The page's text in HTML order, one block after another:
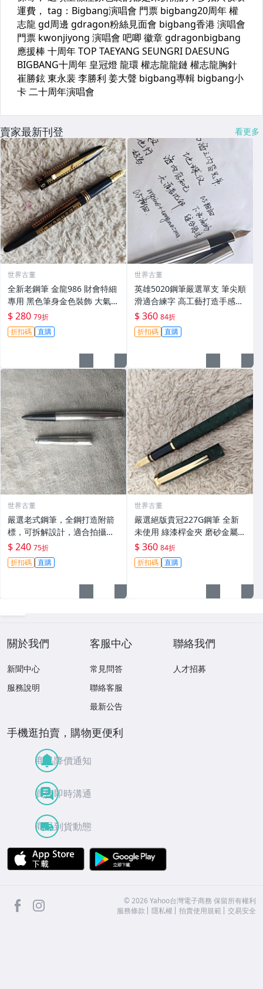
賣家最新刊登 看更多
世界古董
全新老鋼筆 金龍986 財會特細
專用 黑色筆身金色裝飾 大氣順
滑好寫 小明尖 筆夾輕微氧化
無損毫毛 新手舊藏共賞 財會鋼
筆 傳承工藝 滑動自如 古典風
$ 280 79折
折扣碼 直購
世界古董
英雄5020鋼筆嚴選單支 筆尖順
滑適合練字 高工藝打造手感佳
英雄5020 鋪筆 卡其色 鉑金鍍
工藝 經典款式 英雄5020 鋪筆
時尚經典 字體工整
$ 360 84折
折扣碼 直購
世界古董
嚴選老式鋼筆，全鋼打造附箭
標，可拆解設計，適合拍攝與
收藏。影視道具好選擇。 老鋼
筆 電影道具 雑貨收藏
$ 240 75折
折扣碼 直購
世界古董
嚴選絕版貴冠227G鋼筆 全新
未使用 綠漆桿金夾 磨砂金屬外
殼 大明尖飽滿墨水 試寫順滑
適合收藏使用 老鋼筆 條件好
銑筆
$ 360 84折
折扣碼 直購
關於我們
新聞中心
服務說明
客服中心
常見問答
聯絡客服
最新公告
聯絡我們
人才招募
手機逛拍賣，購物更便利
商品降價通知
買賣即時溝通
商品到貨動態
APP Store
facebook ©2026 Yahoo台灣電子商務 保留所有權利
服務條款
隱私權 拍賣使用規範 交易安全